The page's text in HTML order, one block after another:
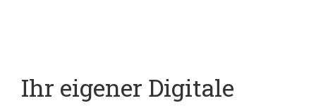
Ihr eigener Digitale